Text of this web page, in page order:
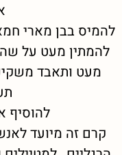
להמיס בבן מארי
להמתין מעט על
מעט ותאבד
להוסיף
קרם זה מיועד